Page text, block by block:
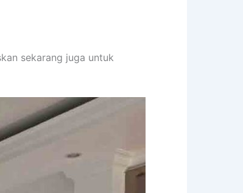
sekarang juga untuk